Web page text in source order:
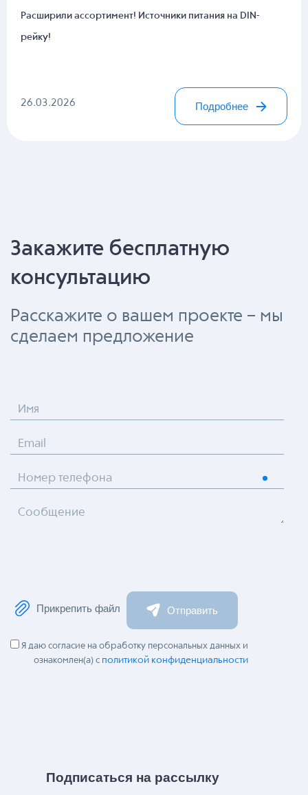
Расширили ассортимент! Источники питания на DIN-
рейку!
26.03.2026 Подробнее
Закажите бесплатную
консультацию
Расскажите о вашем проекте – мы
сделаем предложение
Имя
Email
Номер телефона
Сообщение
Прикрепить файл Отправить
Я даю согласие на обработку персональных данных и
ознакомлен(а) с политикой конфиденциальности
Подписаться на рассылку